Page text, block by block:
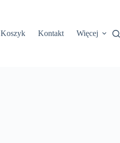
Koszyk Kontakt Więcej